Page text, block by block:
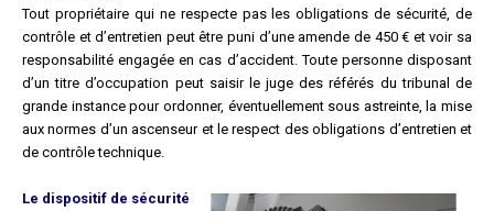
Tout propriétaire qui ne respecte pas les obligations de sécurité, de
contrôle et d’entretien peut être puni d’une amende de 450 € et voir sa
responsabilité engagée en cas d’accident. Toute personne disposant
d’un titre d’occupation peut saisir le juge des référés du tribunal de
grande instance pour ordonner, éventuellement sous astreinte, la mise
aux normes d’un ascenseur et le respect des obligations d’entretien et
de contrôle technique.
Le dispositif de sécurité